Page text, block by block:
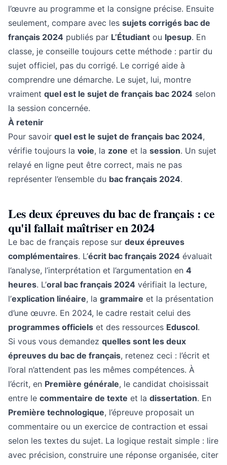
l’œuvre au programme et la consigne précise. Ensuite
seulement, compare avec les sujets corrigés bac de
français 2024 publiés par L’Étudiant ou Ipesup. En
classe, je conseille toujours cette méthode : partir du
sujet officiel, pas du corrigé. Le corrigé aide à
comprendre une démarche. Le sujet, lui, montre
vraiment quel est le sujet de français bac 2024 selon
la session concernée.
À retenir
Pour savoir quel est le sujet de français bac 2024,
vérifie toujours la voie, la zone et la session. Un sujet
relayé en ligne peut être correct, mais ne pas
représenter l’ensemble du bac français 2024.
Les deux épreuves du bac de français : ce
qu'il fallait maîtriser en 2024
Le bac de français repose sur deux épreuves
complémentaires. L’écrit bac français 2024 évaluait
l’analyse, l’interprétation et l’argumentation en 4
heures. L’oral bac français 2024 vérifiait la lecture,
l’explication linéaire, la grammaire et la présentation
d’une œuvre. En 2024, le cadre restait celui des
programmes officiels et des ressources Eduscol.
Si vous vous demandez quelles sont les deux
épreuves du bac de français, retenez ceci : l’écrit et
l’oral n’attendent pas les mêmes compétences. À
l’écrit, en Première générale, le candidat choisissait
entre le commentaire de texte et la dissertation. En
Première technologique, l’épreuve proposait un
commentaire ou un exercice de contraction et essai
selon les textes du sujet. La logique restait simple : lire
avec précision, construire une réponse organisée, citer